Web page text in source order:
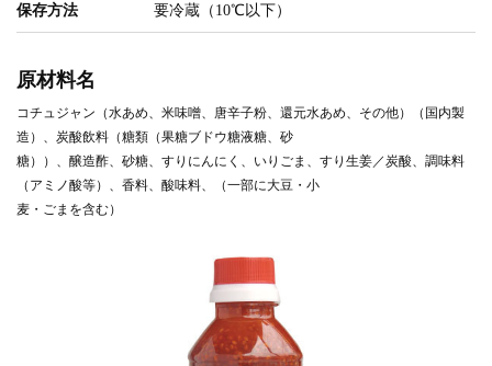
保存方法 要冷蔵（10℃以下）
原材料名
コチュジャン（水あめ、米味噌、唐辛子粉、還元水あめ、その他）（国内製
造）、炭酸飲料（糖類（果糖ブドウ糖液糖、砂
糖））、醸造酢、砂糖、すりにんにく、いりごま、すり生姜／炭酸、調味料
（アミノ酸等）、香料、酸味料、（一部に大豆・小
麦・ごまを含む）